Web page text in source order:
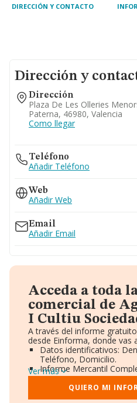
activi
DIRECCIÓN Y CONTACTO
Dirección y
Dirección
Plaza De Les Olleries
Paterna, 46980, Valencia
Como llegar
Teléfono
Añadir Teléfono
Web
Añadir Web
Email
Añadir Email
Acceda a toda
comercial de
I Cultiu
A través del informe
desde Einforma, donde vas
Datos identificativos:
Teléfono, Domicilio.
Informe Mercantil
Gráficos de Evolución
Consejo de
Directivos y Ejecutivos.
Ver más
QUIERO MI